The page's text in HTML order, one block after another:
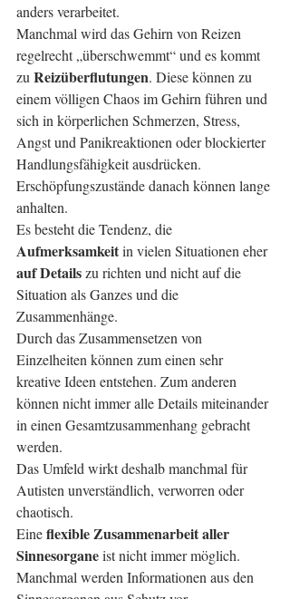
anders verarbeitet.
Manchmal wird das Gehirn von Reizen
regelrecht „überschwemmt“ und es kommt
zu Reizüberflutungen. Diese können zu
einem völligen Chaos im Gehirn führen und
sich in körperlichen Schmerzen, Stress,
Angst und Panikreaktionen oder blockierter
Handlungsfähigkeit ausdrücken.
Erschöpfungszustände danach können lange
anhalten.
Es besteht die Tendenz, die
Aufmerksamkeit in vielen Situationen eher
auf Details zu richten und nicht auf die
Situation als Ganzes und die
Zusammenhänge.
Durch das Zusammensetzen von
Einzelheiten können zum einen sehr
kreative Ideen entstehen. Zum anderen
können nicht immer alle Details miteinander
in einen Gesamtzusammenhang gebracht
werden.
Das Umfeld wirkt deshalb manchmal für
Autisten unverständlich, verworren oder
chaotisch.
Eine flexible Zusammenarbeit aller
Sinnesorgane ist nicht immer möglich.
Manchmal werden Informationen aus den